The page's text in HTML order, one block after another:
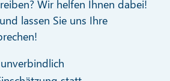
Wir helfen Ihnen dabei!
lassen Sie uns Ihre